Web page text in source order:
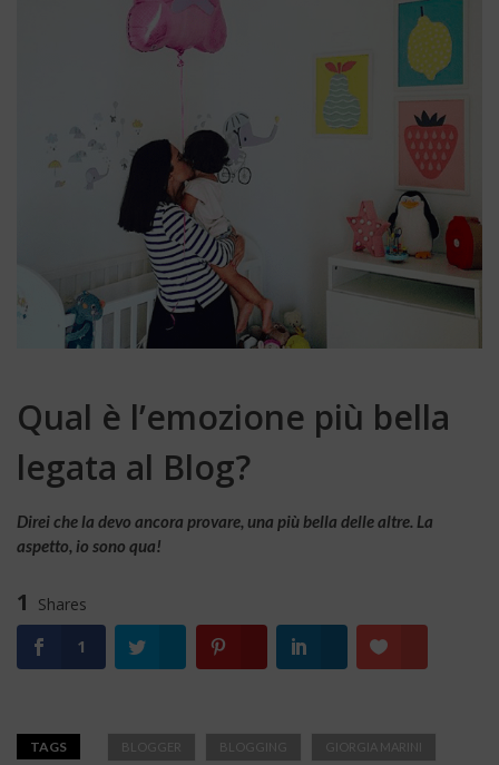
Qual è l’emozione più bella
legata al Blog?
Direi che la devo ancora provare, una più bella delle altre. La
aspetto, io sono qua!
1
Shares
1
TAGS BLOGGER BLOGGING GIORGIA MARINI